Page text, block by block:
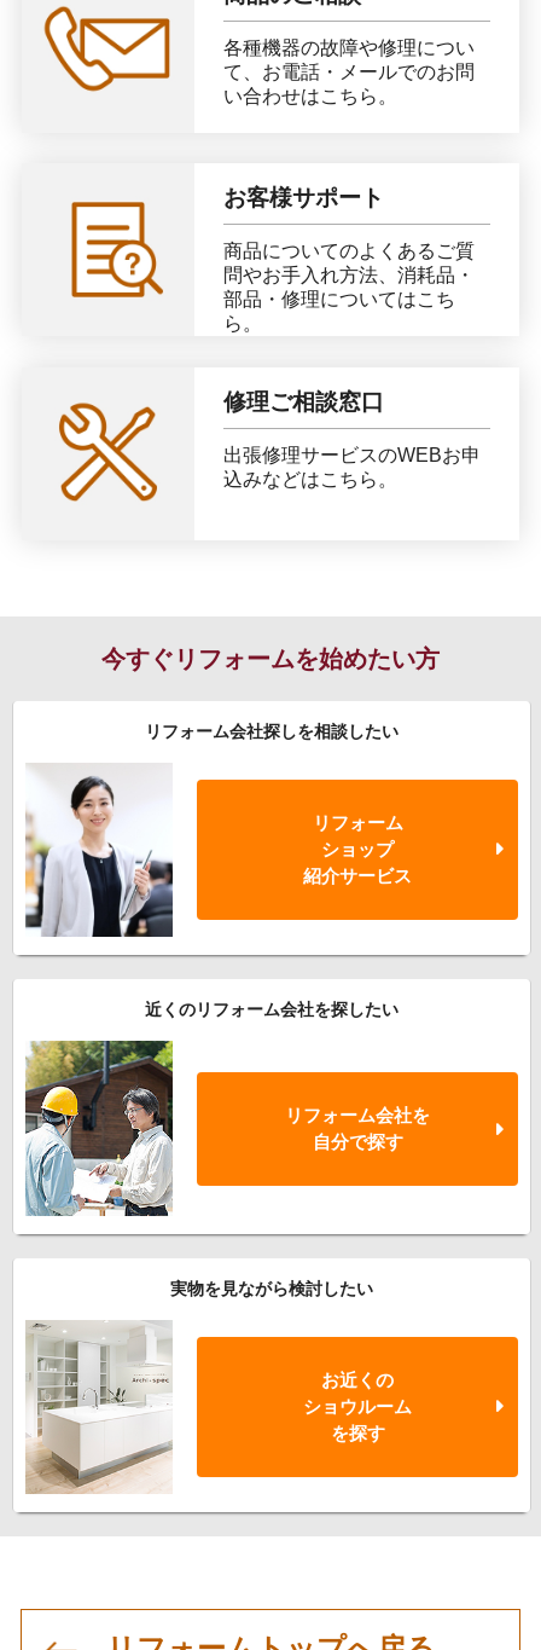
各種機器の故障や修理につい
て、お電話・メールでのお問
い合わせはこちら。
お客様サポート
商品についてのよくあるご質
問やお手入れ方法、消耗品・
部品・修理についてはこち
ら。
修理ご相談窓口
出張修理サービスのWEBお申
込みなどはこちら。
今すぐリフォームを始めたい方
リフォーム会社探しを相談したい
リフォーム
ショップ
紹介サービス
近くのリフォーム会社を探したい
リフォーム会社を
自分で探す
実物を見ながら検討したい
お近くの
ショウルーム
を探す